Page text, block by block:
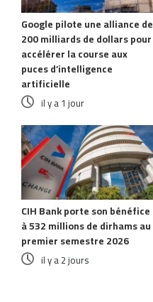
Google pilote une alliance de
200 milliards de dollars pour
accélérer la course aux
puces d’intelligence
artificielle
il y a 1 jour
CIH Bank porte son bénéfice
à 532 millions de dirhams au
premier semestre 2026
il y a 2 jours